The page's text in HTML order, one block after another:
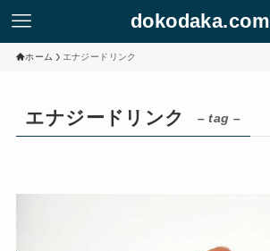
dokodaka.com
ホーム エナジードリンク
エナジードリンク – tag –